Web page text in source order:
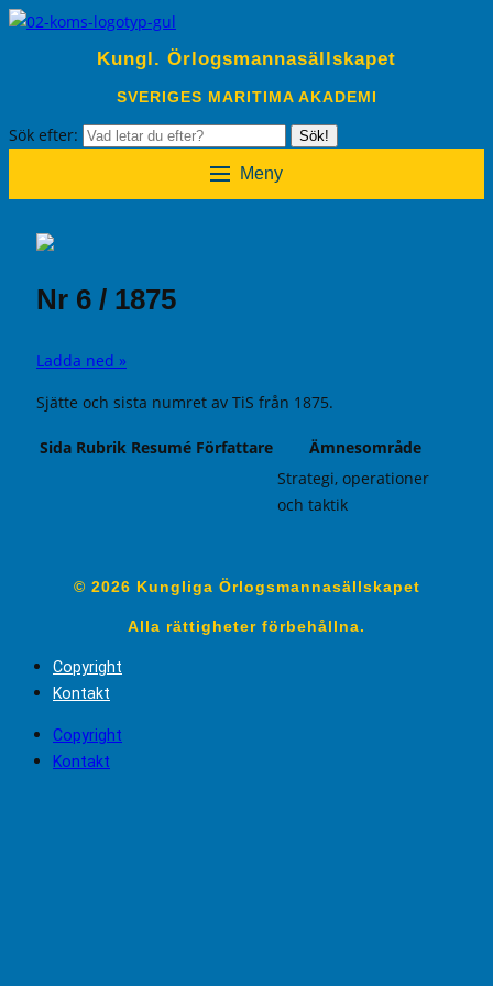
Kungl. Örlogsmannasällskapet
SVERIGES MARITIMA AKADEMI
Sök efter: Sök!
Meny
Nr 6 / 1875
Ladda ned »
Sjätte och sista numret av TiS från 1875.
Sida Rubrik Resumé Författare
Ämnesområde
Strategi, operationer
och taktik
© 2026 Kungliga Örlogsmannasällskapet
Alla rättigheter förbehållna.
Copyright
Kontakt
Copyright
Kontakt